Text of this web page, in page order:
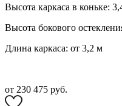
Высота каркаса в коньке:
Высота бокового
Длина каркаса: от 3,2 м
от 230 475 руб.